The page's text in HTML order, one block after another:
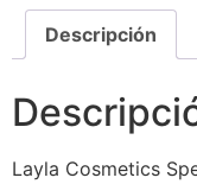
Descripción
Layla Cosmetics